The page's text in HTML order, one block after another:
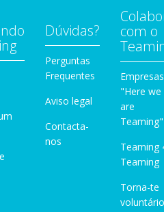
Dúvidas?
Perguntas
Frequentes
Aviso legal
Contacta-
nos
com o
Empresas
"Here we
are
Teaming"
Teaming
Teaming
Torna-te